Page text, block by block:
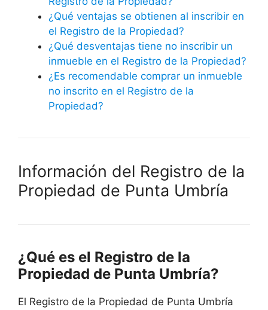
¿Qué ventajas se obtienen al inscribir en
el Registro de la Propiedad?
¿Qué desventajas tiene no inscribir un
inmueble en el Registro de la Propiedad?
¿Es recomendable comprar un inmueble
no inscrito en el Registro de la
Propiedad?
Información del Registro de la
Propiedad de Punta Umbría
¿Qué es el Registro de la
Propiedad de Punta Umbría?
El Registro de la Propiedad de Punta Umbría